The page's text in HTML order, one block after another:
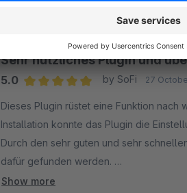
Sehr nützliches Plugin und
5.0
by SoFi 27
Dieses Plugin rüstet eine Funktion
Installation konnte das Plugin die
Durch den sehr guten und sehr
dafür gefunden werden.
So einen guten Support habe ich lange
Show more